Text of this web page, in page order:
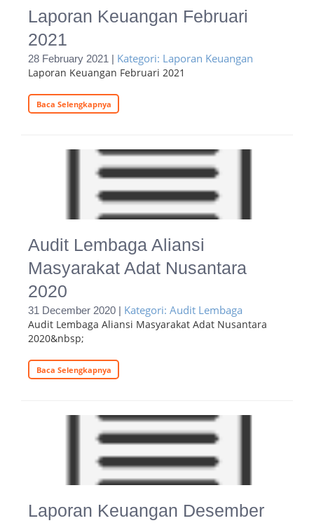
Laporan Keuangan Februari
2021
28 February 2021 | Kategori: Laporan Keuangan
Laporan Keuangan Februari 2021
Baca Selengkapnya
Audit Lembaga Aliansi
Masyarakat Adat Nusantara
2020
31 December 2020 | Kategori: Audit Lembaga
Audit Lembaga Aliansi Masyarakat Adat Nusantara
2020&nbsp;
Baca Selengkapnya
Laporan Keuangan Desember